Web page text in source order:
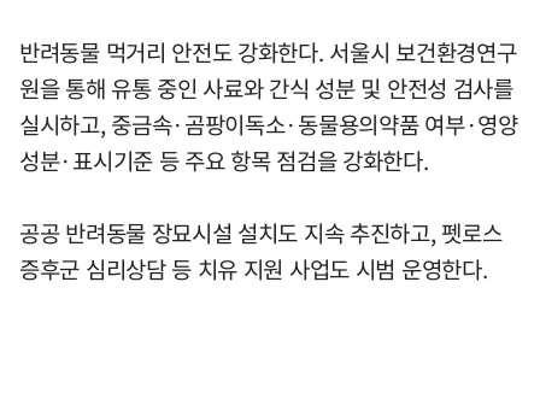
반려동물 먹거리 안전도 강화한다. 서울시 보건환경연구
원을 통해 유통 중인 사료와 간식 성분 및 안전성 검사를
실시하고, 중금속·곰팡이독소·동물용의약품 여부·영양
성분·표시기준 등 주요 항목 점검을 강화한다.
공공 반려동물 장묘시설 설치도 지속 추진하고, 펫로스
증후군 심리상담 등 치유 지원 사업도 시범 운영한다.